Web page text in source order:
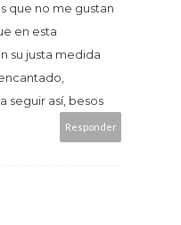
que no me gustan
en esta
su justa medida
seguir así, besos
Responder